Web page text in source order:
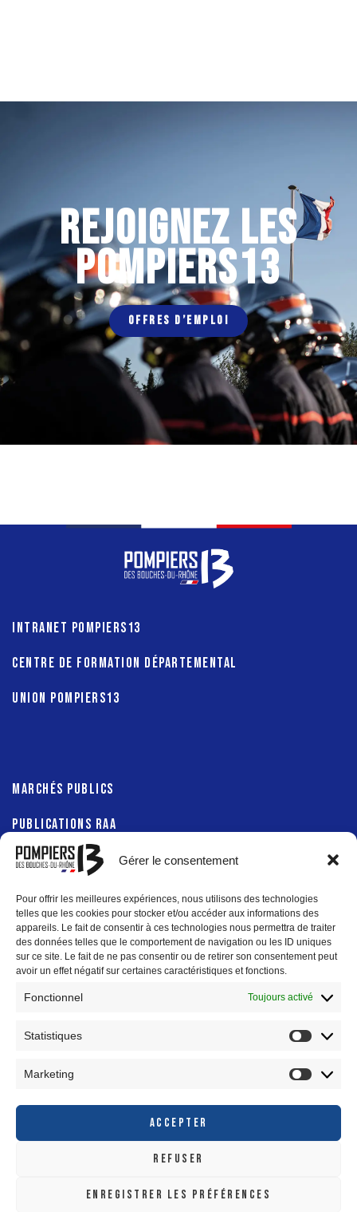
Gérer le consentement
Pour offrir les meilleures expériences, nous utilisons des technologies
telles que les cookies pour stocker et/ou accéder aux informations des
appareils. Le fait de consentir à ces technologies nous permettra de traiter
des données telles que le comportement de navigation ou les ID uniques
sur ce site. Le fait de ne pas consentir ou de retirer son consentement peut
avoir un effet négatif sur certaines caractéristiques et fonctions.
Fonctionnel Toujours activé
Statistiques
Marketing
ACCEPTER
REFUSER
ENREGISTRER LES PRÉFÉRENCES
REJOIGNEZ LES
POMPIERS13
OFFRES D’EMPLOI
INTRANET POMPIERS13
CENTRE DE FORMATION DÉPARTEMENTAL
UNION POMPIERS13
MARCHÉS PUBLICS
PUBLICATIONS RAA
PRÉFECTURE 13
DÉPARTEMENT 13
RÉGION SUD
MÉTROPOLE AIX-MARSEILLE-PROVENCE